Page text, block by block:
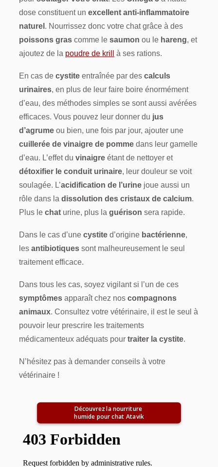
dose constituent un excellent anti-inflammatoire
naturel . Nourrissez donc votre chat grâce à des
poissons gras comme le saumon ou le hareng, et
ajoutez de la poudre de krill à ses rations.
En cas de cystite entraînée par des calculs
urinaires, en plus de leur faire boire énormément
d’eau, des méthodes simples se sont aussi avérées
efficaces. Vous pouvez leur donner du jus
d’agrume ou bien, une fois par jour, ajouter une
cuillerée de vinaigre de pomme dans leur gamelle
d’eau. L’effet du vinaigre étant de nettoyer et
détoxifier le conduit urinaire, leur douleur se voit
soulagée. L’acidification de l’urine joue aussi un
rôle dans la dissolution des cristaux de calcium.
Plus le chat urine, plus la guérison sera rapide.
Dans le cas d’une cystite d’origine bactérienne,
les antibiotiques sont malheureusement le seul
traitement efficace.
Dans tous les cas, soyez vigilant si l’un de ces
symptômes apparaît chez nos compagnons
animaux. Consultez votre vétérinaire, il est le seul à
pouvoir leur prescrire les traitements
médicamenteux adéquats pour traiter la cystite.
N’hésitez pas à demander conseils à votre
vétérinaire !
Découvrez la nourriture
humide pour chat Atavik